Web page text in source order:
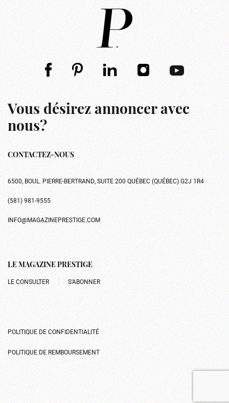
Vous désirez annoncer avec
nous?
CONTACTEZ-NOUS
6500, BOUL. PIERRE-BERTRAND, SUITE 200 QUÉBEC (QUÉBEC) G2J 1R4
(581) 981-9555
INFO@MAGAZINEPRESTIGE.COM
LE MAGAZINE PRESTIGE
LE CONSULTER S’ABONNER
POLITIQUE DE CONFIDENTIALITÉ
POLITIQUE DE REMBOURSEMENT